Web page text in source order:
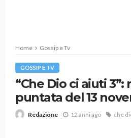
Home Gossip e Tv
GOSSIP E TV
“Che Dio ci aiuti
puntata del 13
Redazione 12 anni ago che